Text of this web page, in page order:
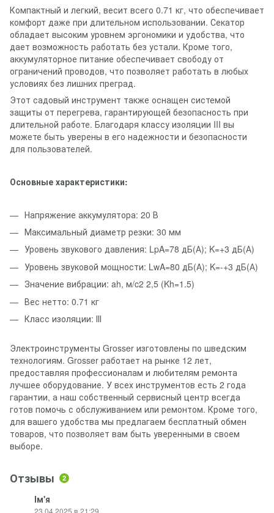
Компактный и легкий, весит всего 0.71 кг, что обеспечивает
комфорт даже при длительном использовании. Секатор
обладает высоким уровнем эргономики и удобства, что
дает возможность работать без устали. Кроме того,
аккумуляторное питание обеспечивает свободу от
ограничений проводов, что позволяет работать в любых
условиях без лишних преград.
Этот садовый инструмент также оснащен системой
защиты от перегрева, гарантирующей безопасность при
длительной работе. Благодаря классу изоляции III вы
можете быть уверены в его надежности и безопасности
для пользователей.
Основные характеристики:
Напряжение аккумулятора: 20 В
Максимальный диаметр резки: 30 мм
Уровень звукового давления: LpA=78 дБ(А); K=+3 дБ(А)
Уровень звуковой мощности: LwA=80 дБ(А); K=-+3 дБ(А)
Значение вибрации: ah, м/c2 2,5 (Kh=1.5)
Вес нетто: 0.71 кг
Класс изоляции: ІІІ
Электроинструменты Grosser изготовлены по шведским
технологиям. Grosser работает на рынке 12 лет,
предоставляя профессионалам и любителям ремонта
лучшее оборудование. У всех инструментов есть 2 года
гарантии, а наш собственный сервисный центр всегда
готов помочь с обслуживанием или ремонтом. Кроме того,
для вашего удобства мы предлагаем бесплатный обмен
товаров, что позволяет вам быть уверенными в своем
выборе.
Отзывы 2
Ім'я